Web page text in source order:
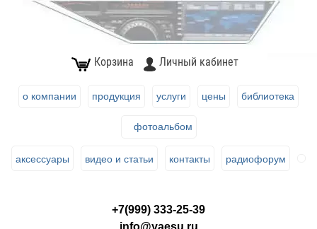
Корзина Личный кабинет
о компании продукция услуги цены библиотека
фотоальбом
аксессуары видео и статьи контакты радиофорум
+7(999) 333-25-39
info@yaesu.ru